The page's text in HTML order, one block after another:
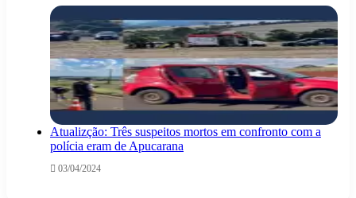
Atualizção: Três suspeitos mortos em confronto com a
polícia eram de Apucarana
03/04/2024